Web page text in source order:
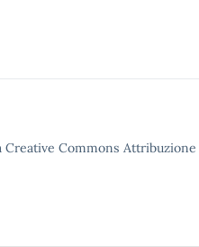
Commons Attribuzione